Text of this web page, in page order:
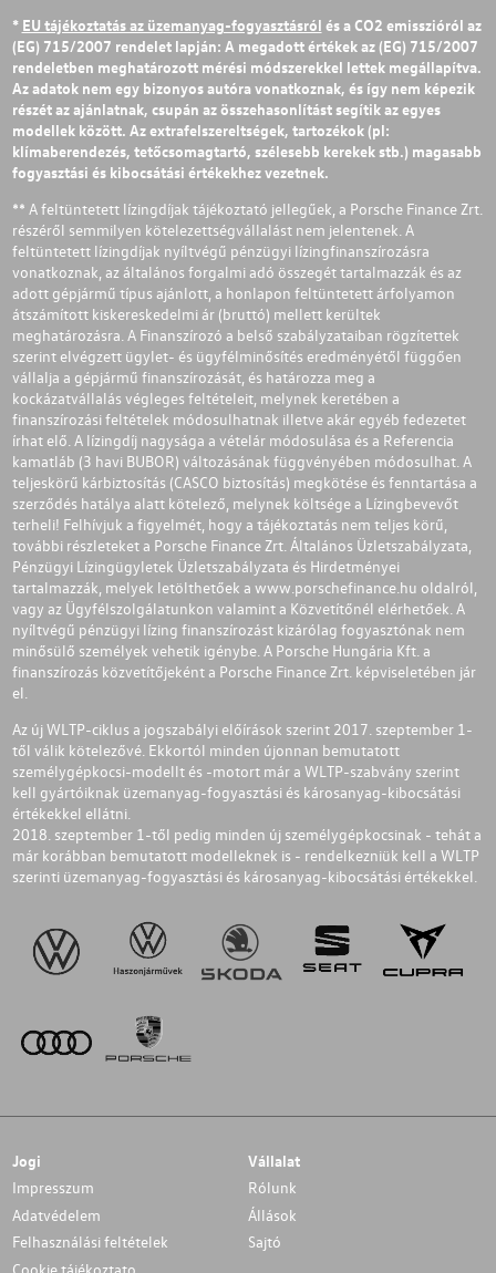
* EU tájékoztatás az üzemanyag-fogyasztásról és a CO2 emisszióról az
(EG) 715/2007 rendelet lapján: A megadott értékek az (EG) 715/2007
rendeletben meghatározott mérési módszerekkel lettek megállapítva.
Az adatok nem egy bizonyos autóra vonatkoznak, és így nem képezik
részét az ajánlatnak, csupán az összehasonlítást segítik az egyes
modellek között. Az extrafelszereltségek, tartozékok (pl:
klímaberendezés, tetőcsomagtartó, szélesebb kerekek stb.) magasabb
fogyasztási és kibocsátási értékekhez vezetnek.
** A feltüntetett lízingdíjak tájékoztató jellegűek, a Porsche Finance Zrt.
részéről semmilyen kötelezettségvállalást nem jelentenek. A
feltüntetett lízingdíjak nyíltvégű pénzügyi lízingfinanszírozásra
vonatkoznak, az általános forgalmi adó összegét tartalmazzák és az
adott gépjármű típus ajánlott, a honlapon feltüntetett árfolyamon
átszámított kiskereskedelmi ár (bruttó) mellett kerültek
meghatározásra. A Finanszírozó a belső szabályzataiban rögzítettek
szerint elvégzett ügylet- és ügyfélminősítés eredményétől függően
vállalja a gépjármű finanszírozását, és határozza meg a
kockázatvállalás végleges feltételeit, melynek keretében a
finanszírozási feltételek módosulhatnak illetve akár egyéb fedezetet
írhat elő. A lízingdíj nagysága a vételár módosulása és a Referencia
kamatláb (3 havi BUBOR) változásának függvényében módosulhat. A
teljeskörű kárbiztosítás (CASCO biztosítás) megkötése és fenntartása a
szerződés hatálya alatt kötelező, melynek költsége a Lízingbevevőt
terheli! Felhívjuk a figyelmét, hogy a tájékoztatás nem teljes körű,
további részleteket a Porsche Finance Zrt. Általános Üzletszabályzata,
Pénzügyi Lízingügyletek Üzletszabályzata és Hirdetményei
tartalmazzák, melyek letölthetőek a www.porschefinance.hu oldalról,
vagy az Ügyfélszolgálatunkon valamint a Közvetítőnél elérhetőek. A
nyíltvégű pénzügyi lízing finanszírozást kizárólag fogyasztónak nem
minősülő személyek vehetik igénybe. A Porsche Hungária Kft. a
finanszírozás közvetítőjeként a Porsche Finance Zrt. képviseletében jár
el.
Az új WLTP-ciklus a jogszabályi előírások szerint 2017. szeptember 1-
től válik kötelezővé. Ekkortól minden újonnan bemutatott
személygépkocsi-modellt és -motort már a WLTP-szabvány szerint
kell gyártóiknak üzemanyag-fogyasztási és károsanyag-kibocsátási
értékekkel ellátni.
2018. szeptember 1-től pedig minden új személygépkocsinak - tehát a
már korábban bemutatott modelleknek is - rendelkezniük kell a WLTP
szerinti üzemanyag-fogyasztási és károsanyag-kibocsátási értékekkel.
Jogi
Impresszum
Adatvédelem
Felhasználási feltételek
Vállalat
Rólunk
Állások
Sajtó